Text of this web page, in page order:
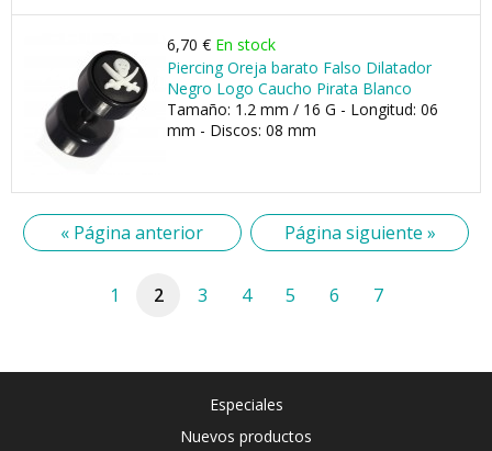
6,70 € En stock
Piercing Oreja barato Falso Dilatador
Negro Logo Caucho Pirata Blanco
Tamaño: 1.2 mm / 16 G - Longitud: 06
mm - Discos: 08 mm
« Página anterior Página siguiente »
1 2 3 4 5 6 7
Especiales
Nuevos productos